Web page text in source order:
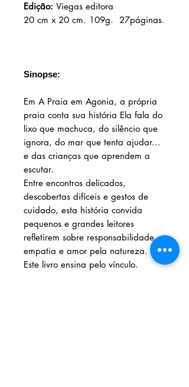
Edição: Viegas editora
20 cm x 20 cm. 109g. 27páginas.
Sinopse:
Em A Praia em Agonia, a própria
praia conta sua história Ela fala do
lixo que machuca, do silêncio que
ignora, do mar que tenta ajudar...
e das crianças que aprendem a
escutar.
Entre encontros delicados,
descobertas difíceis e gestos de
cuidado, esta história convida
pequenos e grandes leitores
refletirem sobre responsabilidade,
empatia e amor pela natureza.
Este livro ensina pelo vínculo.